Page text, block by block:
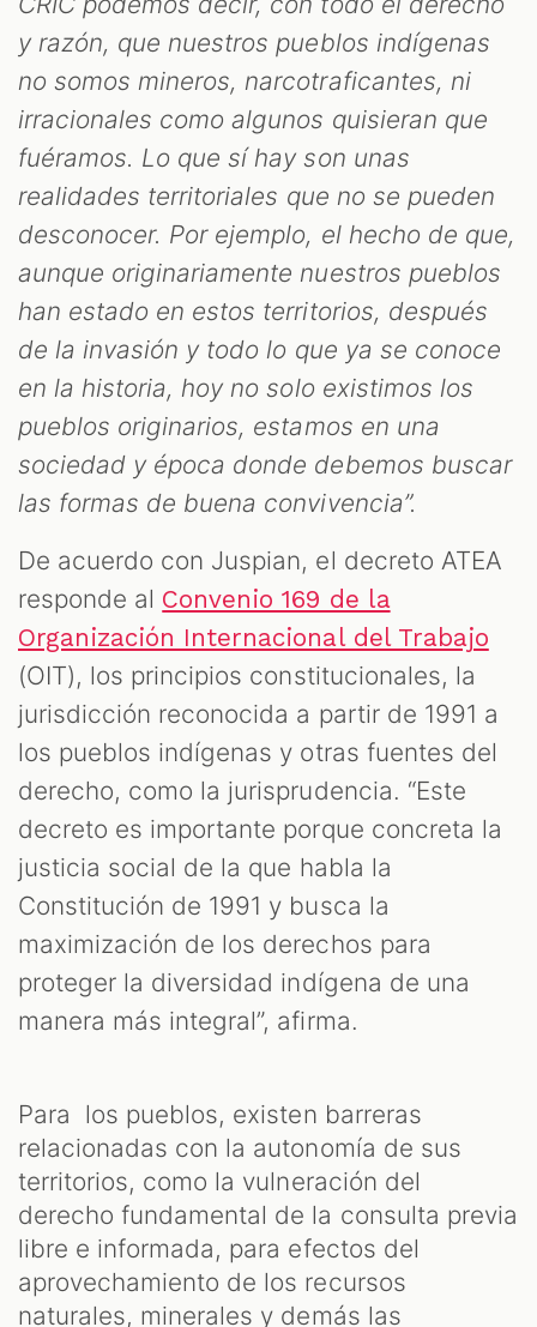
y razón, que nuestros pueblos indígenas
no somos mineros, narcotraficantes, ni
irracionales como algunos quisieran que
fuéramos. Lo que sí hay son unas
realidades territoriales que no se pueden
desconocer. Por ejemplo, el hecho de que,
aunque originariamente nuestros pueblos
han estado en estos territorios, después
de la invasión y todo lo que ya se conoce
en la historia, hoy no solo existimos los
pueblos originarios, estamos en una
sociedad y época donde debemos buscar
las formas de buena convivencia”.
De acuerdo con Juspian, el decreto ATEA
responde al Convenio 169 de la
Organización Internacional del Trabajo
(OIT), los principios constitucionales, la
jurisdicción reconocida a partir de 1991 a
los pueblos indígenas y otras fuentes del
derecho, como la jurisprudencia. “Este
decreto es importante porque concreta la
justicia social de la que habla la
Constitución de 1991 y busca la
maximización de los derechos para
proteger la diversidad indígena de una
manera más integral”, afirma.
Para los pueblos, existen barreras
relacionadas con la autonomía de sus
territorios, como la vulneración del
derecho fundamental de la consulta previa
libre e informada, para efectos del
aprovechamiento de los recursos
naturales, minerales y demás las